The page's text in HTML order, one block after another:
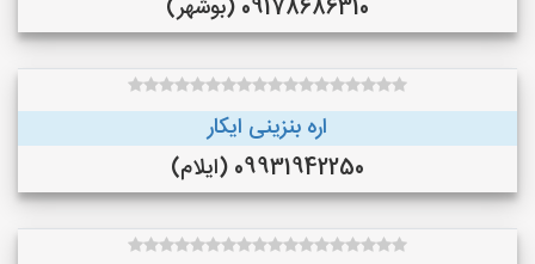
09178686310 (بوشهر)
اره بنزینی ایکار
09931942250 (ایلام)